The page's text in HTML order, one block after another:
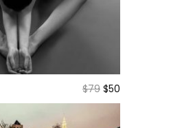
$79 $50